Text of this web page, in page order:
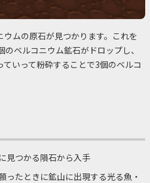
ウムの原石が見つかります。これを
ベルコニウム鉱石がドロップし、
いって粉砕することで3個のベルコ
見つかる隕石から入手
ったときに鉱山に出現する光る魚・